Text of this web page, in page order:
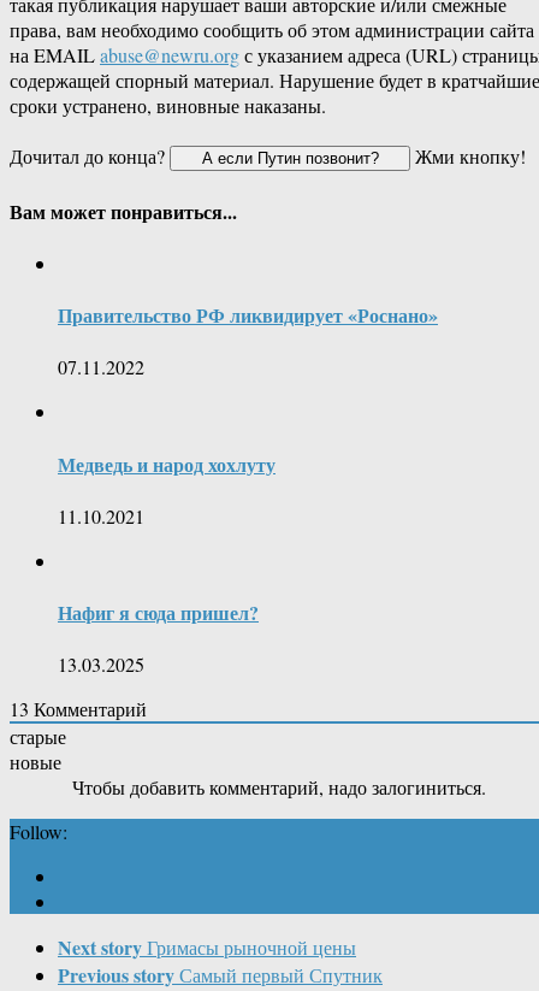
права, вам необходимо сообщить об этом администрации сайта
на EMAILabuse@newru.orgс указанием адреса (URL)
содержащей спорный материал. Нарушение будет в кратчайшие
сроки устранено, виновные наказаны.
Дочитал до конца?
Жми кнопку!
Вам может понравиться...
Правительство РФ ликвидирует «Роснано»
07.11.2022
Медведь и народ хохлуту
11.10.2021
Нафиг я сюда пришел?
13.03.2025
13 Комментарий
старые
новые
Чтобы добавить комментарий, надо залогиниться.
Follow:
Next storyГримасы рыночной цены
Previous storyСамый первый Спутник